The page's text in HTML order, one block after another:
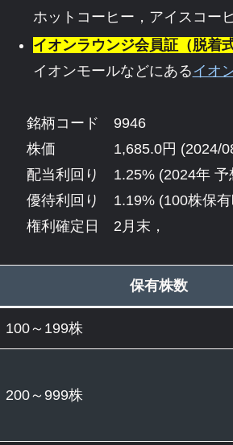
ホットコーヒー，アイスコー
イオンラウンジ会員証（脱着
イオンモールなどにある イオ
銘柄コード 9946
株価 1,685.0円 (2024/08/
配当利回り 1.25% (2024年 予
優待利回り 1.19% (100株保有
権利確定日 2月末，
保有株数
100～199株
200～999株